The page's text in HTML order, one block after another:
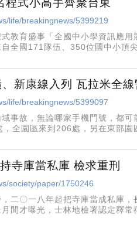
life/breakingnews/5399219
教育盛事「全國中小學資訊應
全國171隊伍、350位國中小頂
新康線入列 瓦拉米全線
life/breakingnews/5399097
事故，無論哪家手機門號，都
全園區來到206處，另在東部園
寺庫當私庫 檢求重刑
society/paper/1750246
二〇一八年起把寺庫當成私庫，
間才曝光，士林地檢署認定釋常